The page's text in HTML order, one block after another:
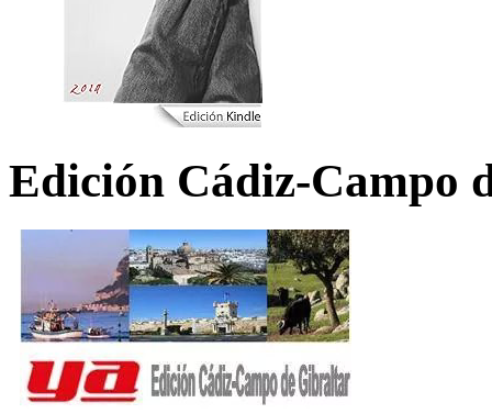
Edición Cádiz-Campo